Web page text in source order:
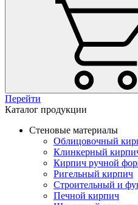
Перейти
Каталог продукции
Стеновые материалы
Облицовочный
Клинкерный
Кирпич ручной
Ригельный кирпич
Строительный и
Печной кирпич